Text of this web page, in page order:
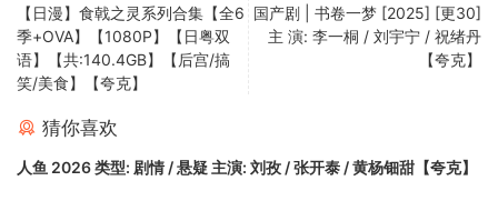
【日漫】食戟之灵系列合集【全6
季+OVA】【1080P】【日粤双
语】【共:140.4GB】【后宫/搞
笑/美食】【夸克】
国产剧 | 书卷一梦 [2025] [更30]
主 演: 李一桐 / 刘宇宁 / 祝绪丹
【夸克】
猜你喜欢
人鱼 2026 类型: 剧情 / 悬疑 主演: 刘孜 / 张开泰 / 黄杨钿甜【夸克】